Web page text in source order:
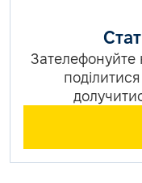
Зателефонуйте